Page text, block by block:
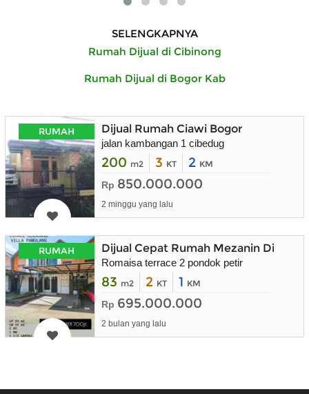
SELENGKAPNYA
Rumah Dijual di Cibinong
Rumah Dijual di Bogor Kab
RUMAH Dijual Rumah Ciawi Bogor
jalan kambangan 1 cibedug
200 m2 3 KT 2 KM
Rp 850.000.000
2 minggu yang lalu
RUMAH Dijual Cepat Rumah Mezanin
Romaisa terrace 2 pondok petir
83 m2 2 KT 1 KM
Rp 695.000.000
2 bulan yang lalu